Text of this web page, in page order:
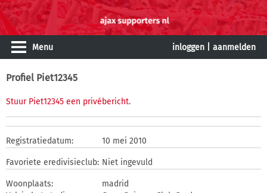
Menu inloggen aanmelden
Profiel Piet12345
Stuur Piet12345 een privébericht.
Registratiedatum: 10 mei 2010
Favoriete eredivisieclub: Niet ingevuld
Woonplaats:
madrid